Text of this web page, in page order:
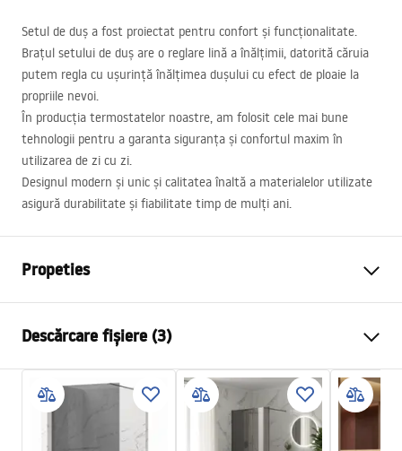
Setul de duș a fost proiectat pentru confort și funcționalitate.
Brațul setului de duș are o reglare lină a înălțimii, datorită căruia
putem regla cu ușurință înălțimea dușului cu efect de ploaie la
propriile nevoi.
În producția termostatelor noastre, am folosit cele mai bune
tehnologii pentru a garanta siguranța și confortul maxim în
utilizarea de zi cu zi.
Designul modern și unic și calitatea înaltă a materialelor utilizate
asigură durabilitate și fiabilitate timp de mulți ani.
Propeties
Material
Tip baterie
Termostatată
Metodă de montaj
Suprafaţă
Reglare înălțime
Descărcare fișiere (3)
Informații de siguranță
Safety_Information_Shower_set.pdf